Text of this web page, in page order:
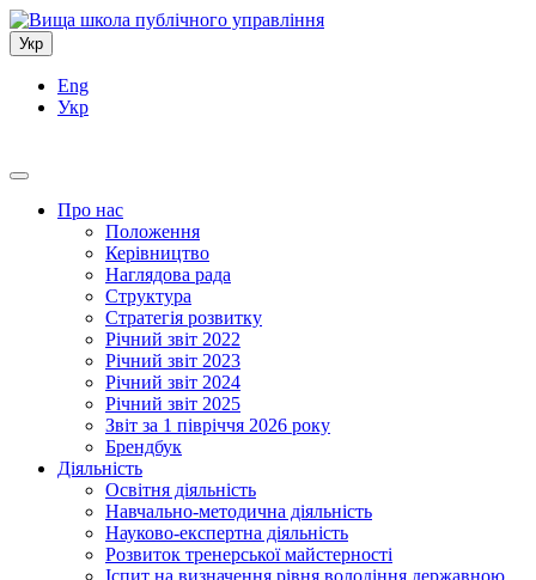
Укр
Eng
Укр
Про нас
Положення
Керівництво
Наглядова рада
Структура
Стратегія розвитку
Річний звіт 2022
Річний звіт 2023
Річний звіт 2024
Річний звіт 2025
Звіт за 1 півріччя 2026 року
Брендбук
Діяльність
Освітня діяльність
Навчально-методична діяльність
Науково-експертна діяльність
Розвиток тренерської майстерності
Іспит на визначення рівня володіння державною